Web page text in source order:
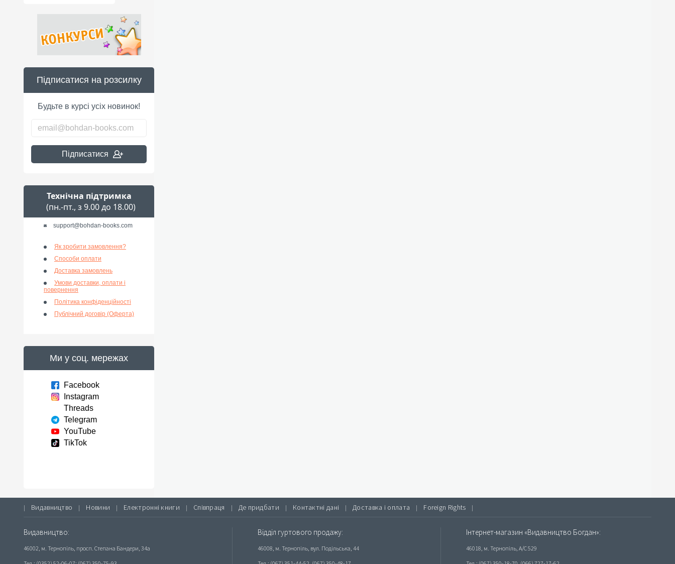
Підписатися на розсилку
Будьте в курсі усіх новинок!
Підписатися
Технічна підтримка
(пн.-пт., з 9.00 до 18.00)
support@bohdan-books.com
Як зробити замовлення?
Способи оплати
Доставка замовлень
Умови доставки, оплати і
повернення
Політика конфіденційності
Публічний договір (Оферта)
Ми у соц. мережах
Facebook
Instagram
Threads
Telegram
YouTube
TikTok
| Видавництво | Новини | Електронні книги | Співпраця | Де придбати | Контактні дані | Доставка і оплата | Foreign Rights |
Видавництво:
46002, м. Тернопіль, просп. Степана Бандери, 34а
Відділ гуртового продажу:
46008, м. Тернопіль, вул. Подільська, 44
Інтернет-магазин «Видавництво Богдан»:
46018, м. Тернопіль, А/С 529